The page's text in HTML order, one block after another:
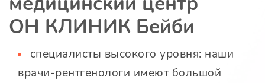
ОН КЛИНИК Бейби
специалисты высокого уровня: наши
врачи-рентгенологи имеют большой